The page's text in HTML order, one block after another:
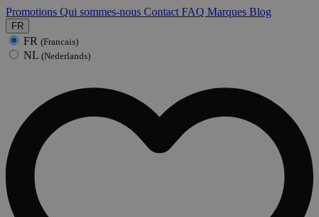
Promotions Qui sommes-nous Contact FAQ Marques Blog
FR
FR (Francais)
NL (Nederlands)